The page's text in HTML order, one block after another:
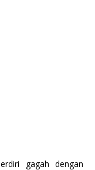
gagah dengan